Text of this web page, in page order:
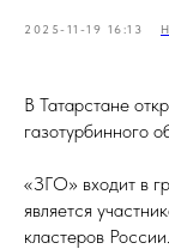
2025-11-19 16:13
В Татарстане
газотурбинного
«ЗГО» входит в
является
кластеров